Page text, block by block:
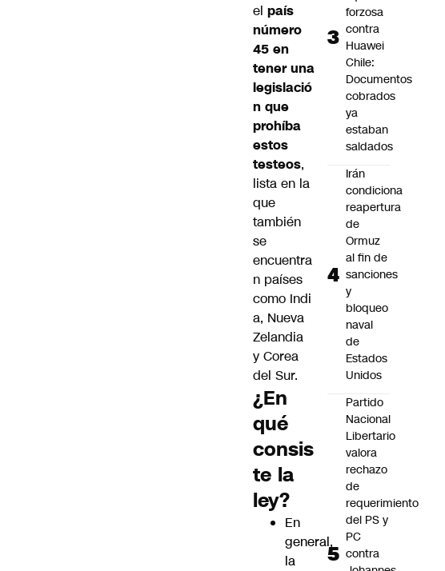
el país
número
45 en
tener una
legislació
n que
prohíba
estos
testeos,
lista en la
que
también
se
encuentra
n países
como Indi
a, Nueva
Zelandia
y Corea
del Sur.
¿En
qué
consis
te la
ley?
En
general,
la
forzosa
contra
Huawei
Chile:
Documentos
cobrados
ya
estaban
saldados
Irán
condiciona
reapertura
de
Ormuz
al fin de
sanciones
y
bloqueo
naval
de
Estados
Unidos
Partido
Nacional
Libertario
valora
rechazo
de
requerimiento
del PS y
PC
contra